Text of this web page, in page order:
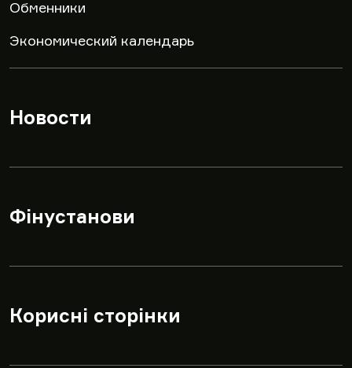
Обменники
Экономический календарь
Новости
Фінустанови
Корисні сторінки